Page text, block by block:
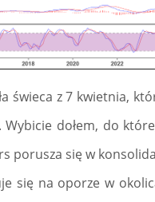
świeca z 7 kwietnia,
dołem, do
porusza się w
się na oporze w